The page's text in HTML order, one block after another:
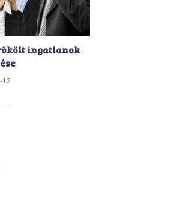
ingatlanok
12